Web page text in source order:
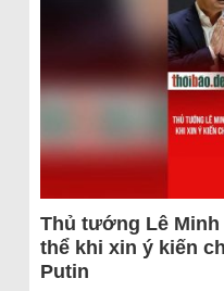
Thủ tướng Lê
thể khi xin ý kiến
Putin